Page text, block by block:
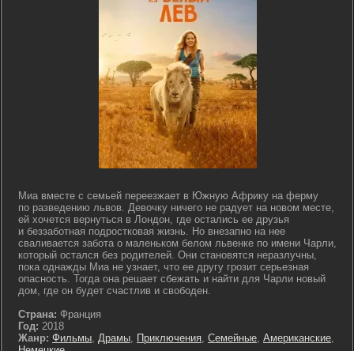
Миа вместе с семьей переезжает в Южную Африку на ферму
по разведению львов. Девочку ничего не радует на новом месте,
ей хочется вернуться в Лондон, где остались ее друзья
и беззаботная подростковая жизнь. Но внезапно на нее
сваливается забота о маленьком белом львенке по имени Чарли,
который остался без родителей. Они становятся неразлучны,
пока однажды Миа не узнает, что ее другу грозит серьезная
опасность. Тогда она решает сбежать и найти для Чарли новый
дом, где он будет счастлив и свободен.
Страна: Франция
Год: 2018
Жанр: Фильмы, Драмы, Приключения, Семейные, Американские,